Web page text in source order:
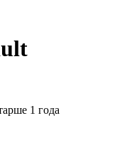
1 года